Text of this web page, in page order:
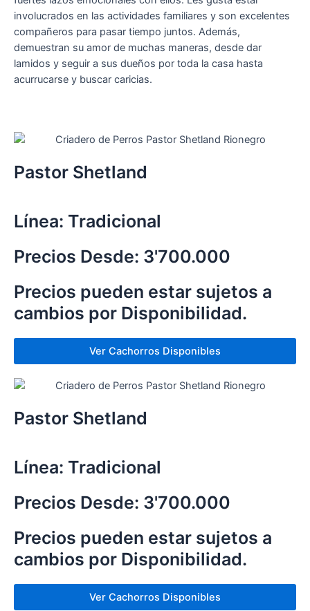
involucrados en las actividades familiares y son excelentes
compañeros para pasar tiempo juntos. Además,
demuestran su amor de muchas maneras, desde dar
lamidos y seguir a sus dueños por toda la casa hasta
acurrucarse y buscar caricias.
Pastor Shetland
Línea: Tradicional
Precios Desde: 3'700.000
Precios pueden estar sujetos a
cambios por Disponibilidad.
Ver Cachorros Disponibles
Pastor Shetland
Línea: Tradicional
Precios Desde: 3'700.000
Precios pueden estar sujetos a
cambios por Disponibilidad.
Ver Cachorros Disponibles